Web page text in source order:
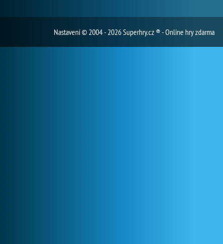
Nastavení© 2004 - 2026 Superhry.cz ® - Online hry zdarma